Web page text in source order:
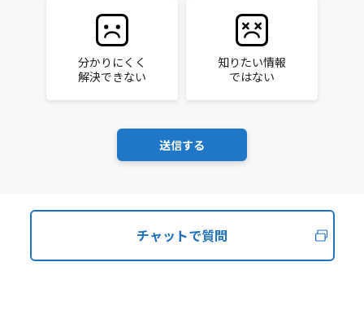
分かりにくく
解決できない
知りたい情報
ではない
チャットで質問